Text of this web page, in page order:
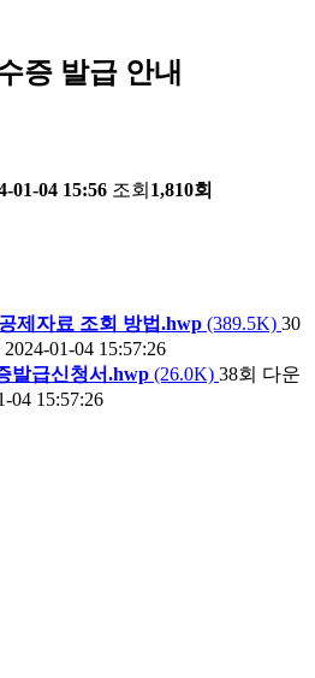
증 발급 안내
01-04 15:56 조회 1,810회
제자료 조회 방법.hwp (389.5K) 30
01-04 15:57:26
발급신청서.hwp (26.0K) 38회 다운
04 15:57:26